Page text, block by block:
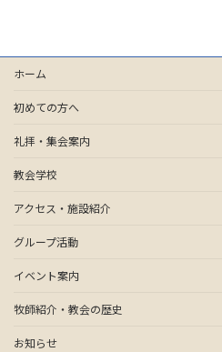
ホーム
初めての方へ
礼拝・集会案内
教会学校
アクセス・施設紹介
グループ活動
イベント案内
牧師紹介・教会の歴史
お知らせ